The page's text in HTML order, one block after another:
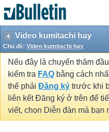
Video kumitachi hay
Chủ đề: Video kumitachi hay
Nếu đây là chuyến thăm
kiểm tra FAQ bằng cách
thể phải Đăng ký trước khi
liên kết Đăng ký ở trên để
viết, chọn Diễn đàn mà